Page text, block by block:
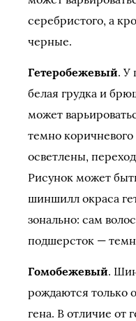
серебристого, а
черные.
Гетеробежевый. У
белая грудка и
может
темно коричневого
осветлены,
Рисунок может
шиншилл окраса
зонально: сам
подшерсток —
Гомобежевый.
рождаются только
гена. В отличие от